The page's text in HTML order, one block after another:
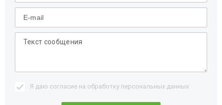
Я даю согласие на обработку персональных данных